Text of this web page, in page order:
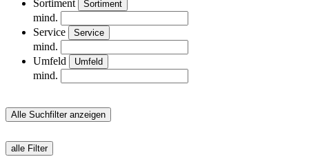
Sortiment
Sortiment
mind.
Service
Service
mind.
Umfeld
Umfeld
mind.
Alle Suchfilter anzeigen
alle Filter